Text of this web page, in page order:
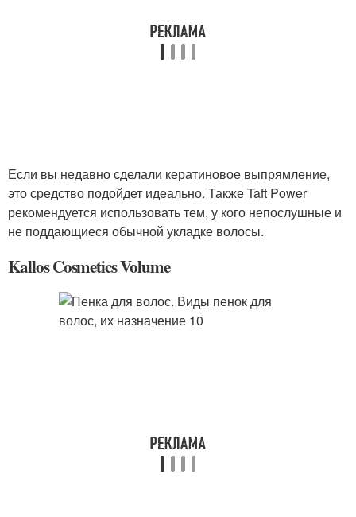
Если вы недавно сделали кератиновое выпрямление,
это средство подойдет идеально. Также Taft Power
рекомендуется использовать тем, у кого непослушные и
не поддающиеся обычной укладке волосы.
Kallos Cosmetics Volume